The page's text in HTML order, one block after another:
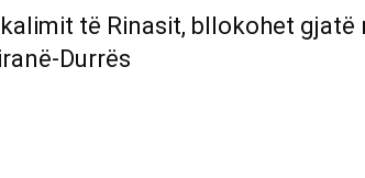
të Rinasit, bllokohet gjatë
Durrës